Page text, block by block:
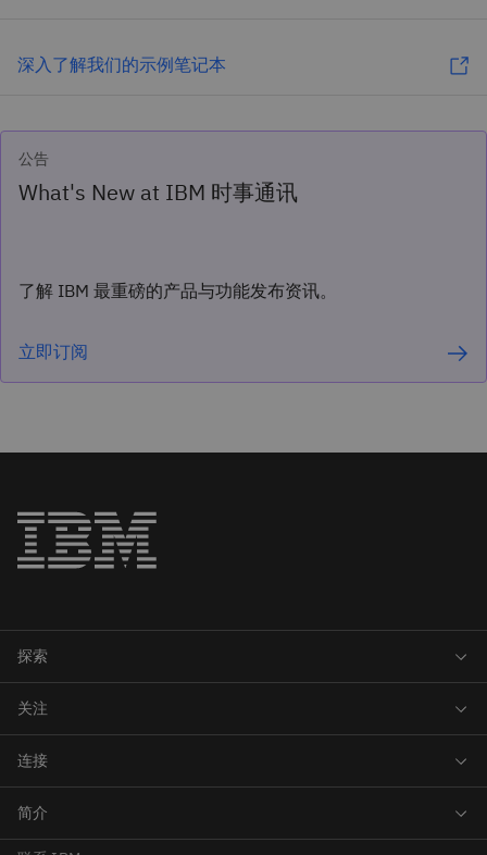
深入了解我们的示例笔记本
公告
What's New at IBM 时事通讯
了解 IBM 最重磅的产品与功能发布资讯。
立即订阅